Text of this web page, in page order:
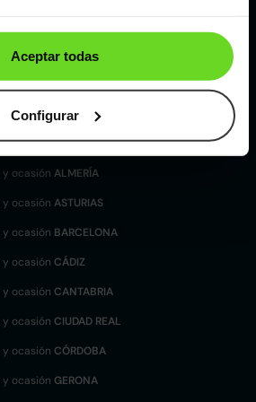
Aceptar todas
Configurar
mano y ocasión por
y ocasiónALBACETE
y ocasiónALICANTE
ocasión ALMERÍA
ocasión ASTURIAS
ocasión BARCELONA
ocasión CÁDIZ
ocasión CANTABRIA
ocasión CIUDAD REAL
ocasión CÓRDOBA
ocasión GERONA